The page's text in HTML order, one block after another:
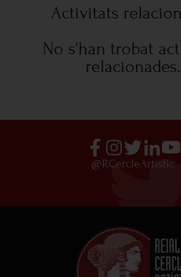
Activitats
No s'han trobat
relacionades.
@RCercleArtistic